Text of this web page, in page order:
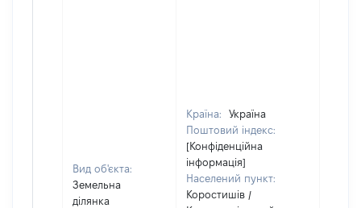
Вид об'єкта:
Земельна
ділянка
Країна:
Україна
Поштовий індекс:
[Конфіденційна
інформація]
Населений пункт:
Коростишів /